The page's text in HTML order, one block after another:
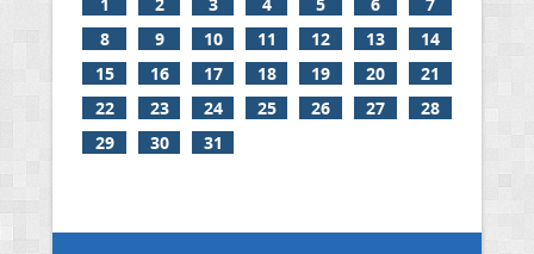
8
9 10 11 12 13
14
15
16 17 18 19 20
21
22
23 24 25 26 27
28
29
30 31